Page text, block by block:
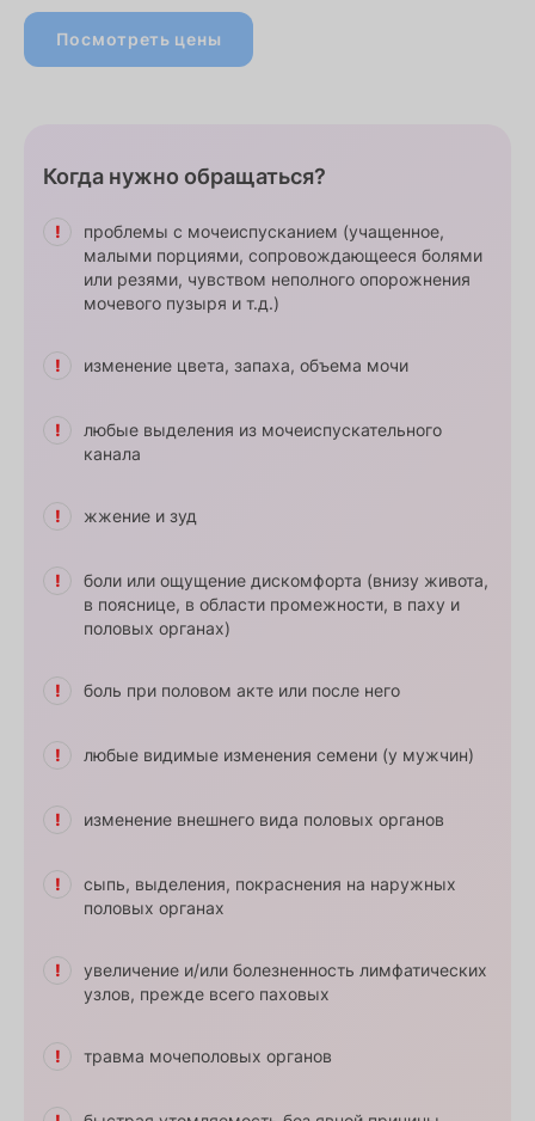
Посмотреть цены
Когда нужно обращаться?
проблемы с мочеиспусканием (учащенное,
малыми порциями, сопровождающееся болями
или резями, чувством неполного опорожнения
мочевого пузыря и т.д.)
изменение цвета, запаха, объема мочи
любые выделения из мочеиспускательного
канала
жжение и зуд
боли или ощущение дискомфорта (внизу живота,
в пояснице, в области промежности, в паху и
половых органах)
боль при половом акте или после него
любые видимые изменения семени (у мужчин)
изменение внешнего вида половых органов
сыпь, выделения, покраснения на наружных
половых органах
увеличение и/или болезненность лимфатических
узлов, прежде всего паховых
травма мочеполовых органов